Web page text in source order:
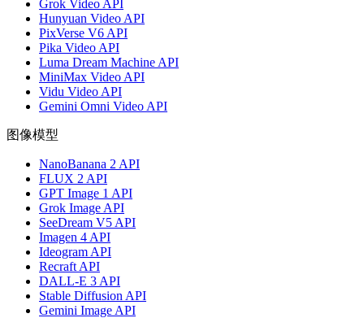
Grok Video API
Hunyuan Video API
PixVerse V6 API
Pika Video API
Luma Dream Machine API
MiniMax Video API
Vidu Video API
Gemini Omni Video API
图像模型
NanoBanana 2 API
FLUX 2 API
GPT Image 1 API
Grok Image API
SeeDream V5 API
Imagen 4 API
Ideogram API
Recraft API
DALL-E 3 API
Stable Diffusion API
Gemini Image API